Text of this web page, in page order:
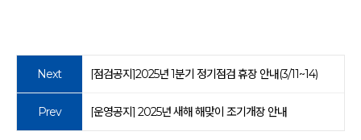
Next [점검공지]2025년 1분기 정기점검 휴장 안내(3/11~14)
Prev [운영공지] 2025년 새해 해맞이 조기개장 안내